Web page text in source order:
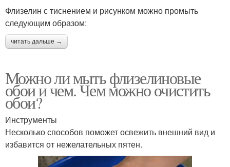
Флизелин с тиснением и рисунком можно промыть
следующим образом:
читать дальше →
Можно ли мыть флизелиновые
обои и чем. Чем можно очистить
обои?
Инструменты
Несколько способов поможет освежить внешний вид и
избавится от нежелательных пятен.